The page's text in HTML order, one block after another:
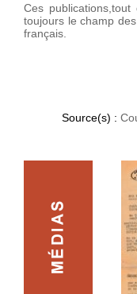
Ces
toujours le champ
français.
Source(s) :